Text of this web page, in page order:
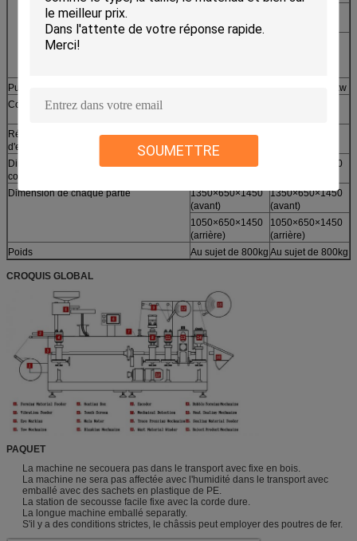
SOUMETTRE
Aluminium d'Alu
Alu
(Φ350)
Puissance
380V 50Hz 5.5kw
Compression d'air (auto-préparée)
Réutilisez l'eau ou la consommation
d'eau en circulation
40-80L/h
Dimension hors-tout (L*W*H) (base y
compris)
2400×650×1450 2400×650×1450
Dimension de chaque partie
1350×650×1450
(avant)
1350×650×1450
(avant)
1050×650×1450
(arrière)
1050×650×1450
(arrière)
Poids
Au sujet de 800kg Au sujet de 800kg
CROQUIS GLOBAL
PAQUET
La machine ne secouera pas dans le transport avec fixe en bois.
La machine ne sera pas affectée avec l'humidité dans le transport avec
emballé avec des sachets en plastique de PE.
La station de secousse facile fixe avec la corde dure.
La longue machine emballé separatly.
S'il y a des conditions strictes, le châssis peut employer des poutres de fer.